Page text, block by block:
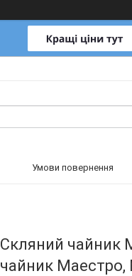
Умови повернення
Скляний чайник
чайник Маестро,